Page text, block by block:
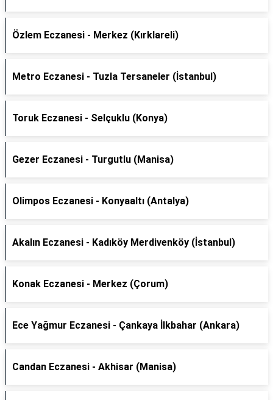
Özlem Eczanesi - Merkez (Kırklareli)
Metro Eczanesi - Tuzla Tersaneler (İstanbul)
Toruk Eczanesi - Selçuklu (Konya)
Gezer Eczanesi - Turgutlu (Manisa)
Olimpos Eczanesi - Konyaaltı (Antalya)
Akalın Eczanesi - Kadıköy Merdivenköy (İstanbul)
Konak Eczanesi - Merkez (Çorum)
Ece Yağmur Eczanesi - Çankaya İlkbahar (Ankara)
Candan Eczanesi - Akhisar (Manisa)